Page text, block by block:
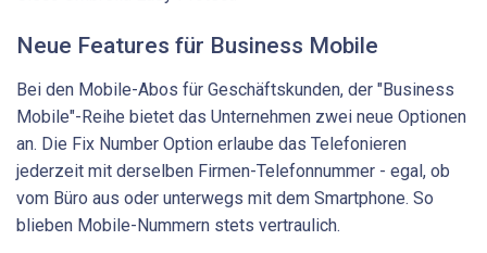
Neue Features für Business Mobile
Bei den Mobile-Abos für Geschäftskunden, der "Business
Mobile"-Reihe bietet das Unternehmen zwei neue Optionen
an. Die Fix Number Option erlaube das Telefonieren
jederzeit mit derselben Firmen-Telefonnummer - egal, ob
vom Büro aus oder unterwegs mit dem Smartphone. So
blieben Mobile-Nummern stets vertraulich.